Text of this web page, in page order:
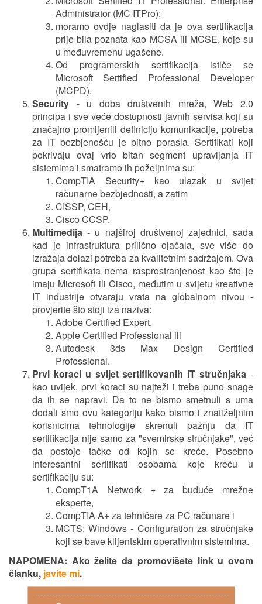
Administrator (MC ITPro);
moramo ovdje naglasiti da je ova sertifikacija
prije bila poznata kao MCSA ili MCSE, koje su
u međuvremenu ugašene.
Od programerskih sertifikacija ističe se
Microsoft Sertified Professional Developer
(MCPD).
Security - u doba društvenih mreža, Web 2.0
principa i sve veće dostupnosti javnih servisa koji su
značajno promijenili definiciju komunikacije, potreba
za IT bezbjenošću je bitno porasla. Sertifikati koji
pokrivaju ovaj vrlo bitan segment upravljanja IT
sistemima i smatramo ih poželjnima su:
CompTIA Security+ kao ulazak u svijet
računarne bezbjednosti, a zatim
CISSP, CEH,
Cisco CCSP.
Multimedija- u najširoj društvenoj zajednici, sada
kad je infrastruktura prilično ojačala, sve više do
izražaja dolazi potreba za kvalitetnim sadržajem. Ova
grupa sertifikata nema rasprostranjenost kao što je
imaju Microsoft ili Cisco, međutim u svijetu kreativne
IT industrije otvaraju vrata na globalnom nivou -
provjerite što stoji iza naziva:
Adobe Certified Expert,
Apple Certified Professional ili
Autodesk 3ds Max Design Certified
Professional.
Prvi koraci u svijet sertifikovanih IT stručnjaka -
kao uvijek, prvi koraci su najteži i treba puno snage
da ih se napravi. Da to ne bismo smetnuli s uma
dodali smo ovu kategoriju kako bismo i znatiželjnim
korisnicima tehnologije skrenuli pažnju da IT
sertifikacija nije samo za "svemirske stručnjake", već
da postoje tačke od kojih se kreće. Posebno
interesantni sertifikati osobama koje kreću u
sertifikaciju su:
CompT1A Network + za buduće mrežne
eksperte,
CompTIA A+ za tehničare za PC računare i
MCTS: Windows - Configuration za stručnjake
koji se bave klijentskim operativnim sistemima.
NAPOMENA: Ako želite da promovišete link u ovom
članku, javite mi.